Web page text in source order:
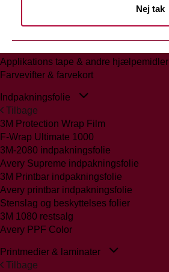
Nej tak
Glasmattering Ritrama/Fedrigoni
Applikations tape & andre hjælpemidler
Farvevifter & farvekort
Indpakningsfolie
Tilbage
3M Protection Wrap Film
F-Wrap Ultimate 1000
3M-2080 indpakningsfolie
Avery Supreme indpakningsfolie
3M Printbar indpakningsfolie
Avery printbar indpakningsfolie
Stenslag og beskyttelses folier
3M 1080 restsalg
Avery PPF Color
Printmedier & laminater
Tilbage